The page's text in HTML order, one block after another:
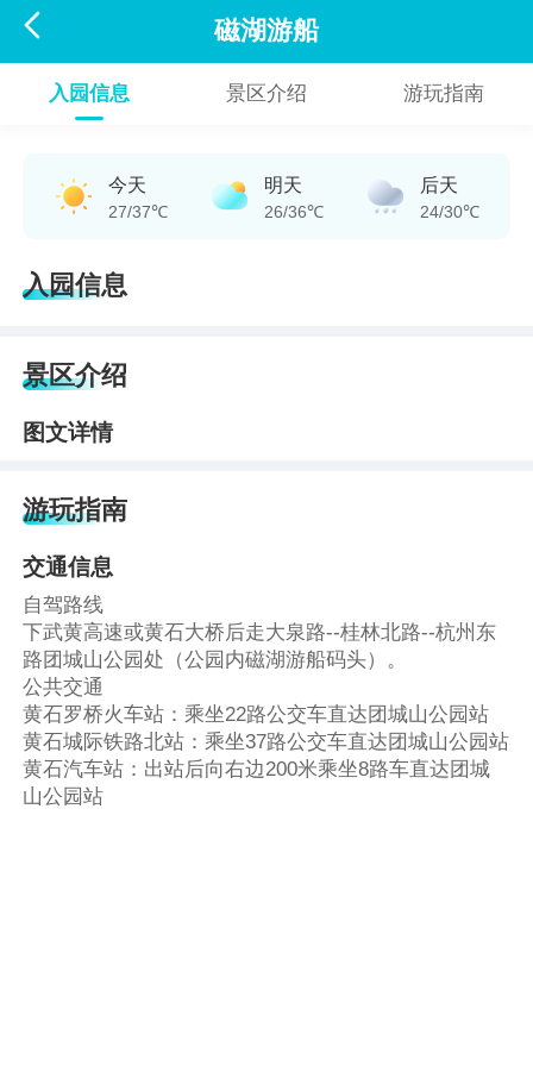
 磁湖游船
入园信息 景区介绍 游玩指南
今天
27/37℃
明天
26/36℃
后天
24/30℃
入园信息
景区介绍
图文详情
游玩指南
交通信息
自驾路线
下武黄高速或黄石大桥后走大泉路--桂林北路--杭州东
路团城山公园处（公园内磁湖游船码头）。
公共交通
黄石罗桥火车站：乘坐22路公交车直达团城山公园站
黄石城际铁路北站：乘坐37路公交车直达团城山公园站
黄石汽车站：出站后向右边200米乘坐8路车直达团城
山公园站